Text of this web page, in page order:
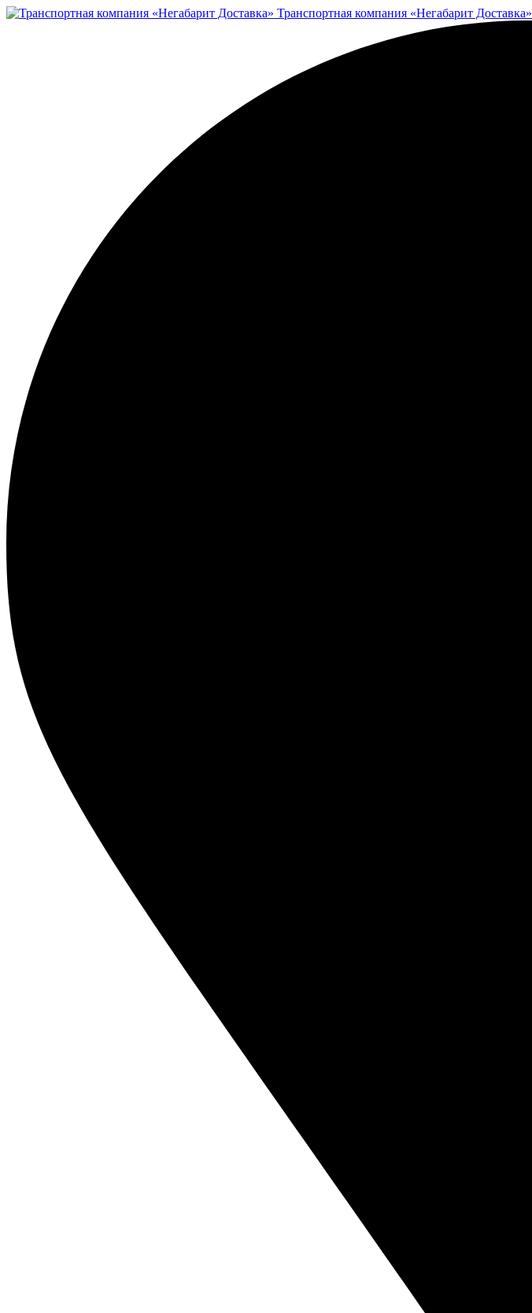
Транспортная компания «Негабарит Доставка»